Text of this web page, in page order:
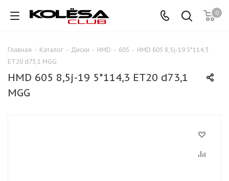
0
Главная - Каталог - Диски - HMD - 605 - HMD 605 8,5j-19 5*114,3
ET20 d73,1 MGG
HMD 605 8,5j-19 5*114,3 ET20 d73,1
MGG